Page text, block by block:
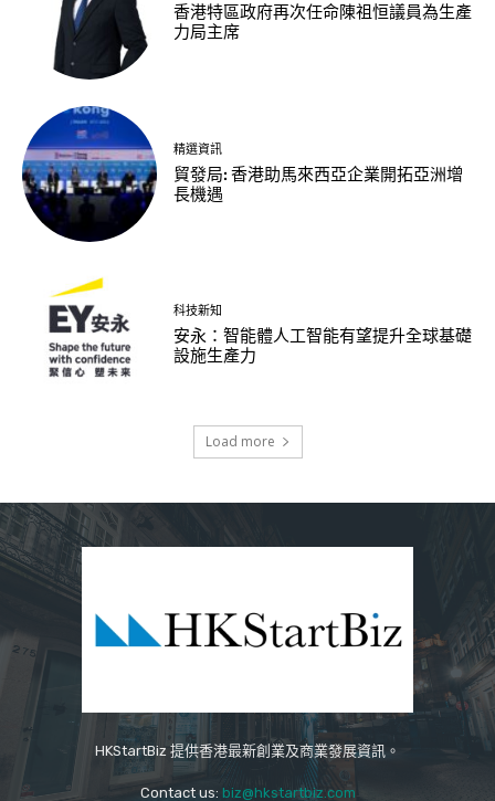
香港特區政府再次任命陳祖恒議員為生產
力局主席
精選資訊
貿發局: 香港助馬來西亞企業開拓亞洲增
長機遇
科技新知
安永：智能體人工智能有望提升全球基礎
設施生產力
Load more
HKStartBiz 提供香港最新創業及商業發展資訊。
Contact us: biz@hkstartbiz.com